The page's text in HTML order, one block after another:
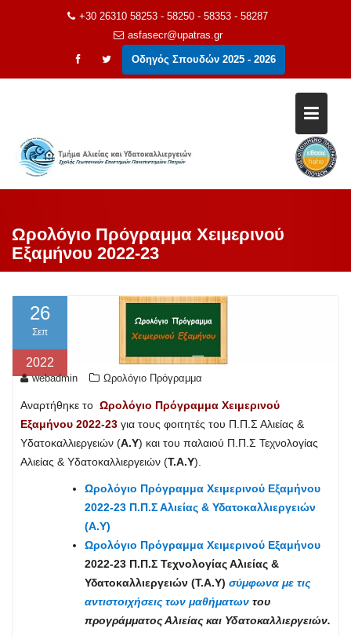
+30 26310 58253 - 58250 - 58353 - 58287
asfasecr@upatras.gr
Οδηγός Σπουδών 2025 - 2026
Ωρολόγιο Πρόγραμμα Χειμερινού
Εξαμήνου 2022-23
26
Σεπ
2022
webadmin Ωρολόγιο Πρόγραμμα
Αναρτήθηκε το Ωρολόγιο Πρόγραμμα Χειμερινού
Εξαμήνου 2022-23 για τους φοιτητές του Π.Π.Σ Αλιείας &
Υδατοκαλλιεργειών (Α.Υ) και του παλαιού Π.Π.Σ Τεχνολογίας
Αλιείας & Υδατοκαλλιεργειών (Τ.Α.Υ).
Ωρολόγιο Πρόγραμμα Χειμερινού Εξαμήνου
2022-23 Π.Π.Σ Αλιείας & Υδατοκαλλιεργειών
(Α.Υ)
Ωρολόγιο Πρόγραμμα Χειμερινού Εξαμήνου
2022-23 Π.Π.Σ Τεχνολογίας Αλιείας &
Υδατοκαλλιεργειών (Τ.Α.Υ) σύμφωνα με τις
αντιστοιχήσεις των μαθήματων του
προγράμματος Αλιείας και Υδατοκαλλιεργειών.